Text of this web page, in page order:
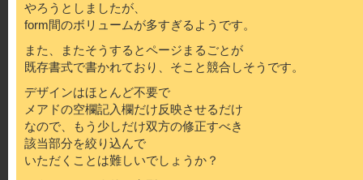
やろうとしましたが、
form間のボリュームが多すぎるようです。
また、またそうするとページまるごとが
既存書式で書かれており、そこと競合しそうです。
デザインはほとんど不要で
メアドの空欄記入欄だけ反映させるだけ
なので、もう少しだけ双方の修正すべき
該当部分を絞り込んで
いただくことは難しいでしょうか？